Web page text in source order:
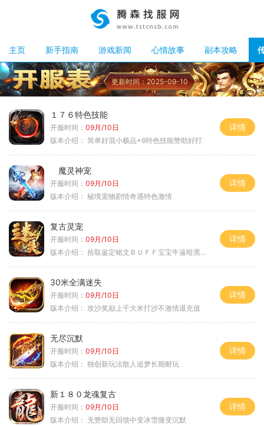
主页 新手指南 游戏新闻 心情故事 副本攻略
更新时间：2025-09-10
１７６特色技能
开服时间： 09月/10日
版本介绍： 简单好混小极品+6特色技能赞助好打
详情
魔灵神宠
开服时间： 09月/10日
版本介绍： 秘境宠物剧情奇遇特色激情
详情
复古灵宠
开服时间： 09月/10日
版本介绍： 拾取鉴定铭文ＢＵＦＦ宝宝牛逼暗黑属性
详情
30米全满迷失
开服时间： 09月/10日
版本介绍： 攻沙奖励上千大米打沙不激情退充值
详情
无尽沉默
开服时间： 09月/10日
版本介绍： 独创新玩法散人追梦长期耐玩
详情
新１８０龙魂复古
开服时间： 09月/10日
版本介绍： 无赞助无回馈中变冰雪微变沉默
详情